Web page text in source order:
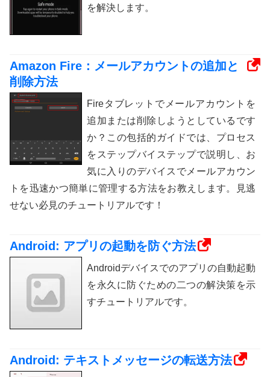
を解決します。
Amazon Fire：メールアカウントの追加と
削除方法
Fireタブレットでメールアカウントを
追加または削除しようとしているです
か？この包括的ガイドでは、プロセス
をステップバイステップで説明し、お
気に入りのデバイスでメールアカウン
トを迅速かつ簡単に管理する方法をお教えします。見逃
せない必見のチュートリアルです！
Android: アプリの起動を防ぐ方法
Androidデバイスでのアプリの自動起動
を永久に防ぐための二つの解決策を示
すチュートリアルです。
Android: テキストメッセージの転送方法